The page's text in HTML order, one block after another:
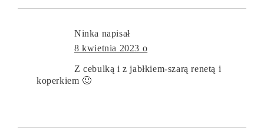
Ninka napisał
8 kwietnia 2023 o
Z cebulką i z jabłkiem-szarą renetą i
koperkiem 🙂